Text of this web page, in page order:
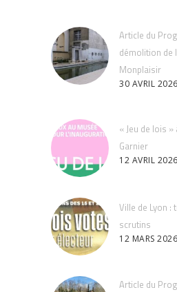
Article du
démolition de
Monplaisir
30 AVRIL 2026
« Jeu de lois
Garnier
12 AVRIL 2026
Ville de Lyon
scrutins
12 MARS 2026
Article du